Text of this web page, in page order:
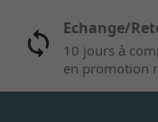
Echange/
10 jours à
en promotion